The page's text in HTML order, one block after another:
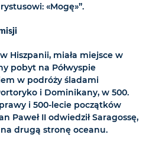
«Mogę»”.
Hiszpanii, miała miejsce w
pobyt na Półwyspie
w podróży śladami
i Dominikany, w 500.
i 500-lecie początków
Paweł II odwiedził Saragossę,
drugą stronę oceanu.